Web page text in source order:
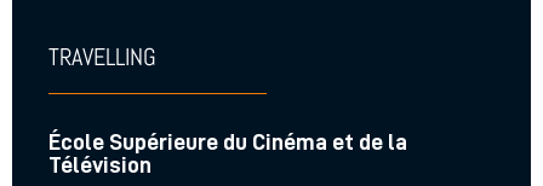
TRAVELLING
École Supérieure du Cinéma et de la
Télévision